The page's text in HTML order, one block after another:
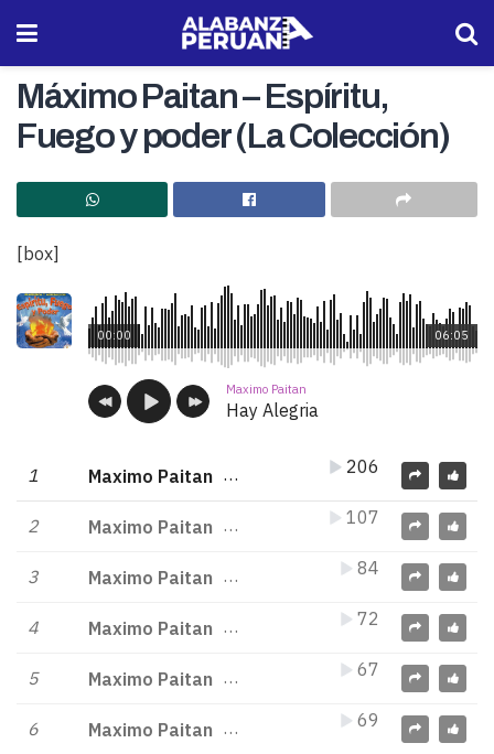
Máximo Paitan – Espíritu,
Fuego y poder (La Colección)
[box]
06:05
00:00
Maximo Paitan
Hay Alegria
1 Maximo Paitan 206
2 Maximo Paitan 107
3 Maximo Paitan 84
4 Maximo Paitan 72
5 Maximo Paitan 67
6 Maximo Paitan 69